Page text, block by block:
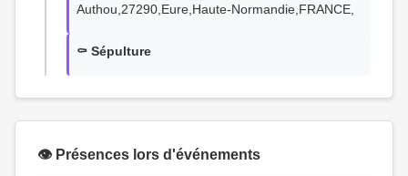
Authou,27290,Eure,Haute-Normandie,FRANCE,
⚰️ Sépulture
👁️ Présences lors d'événements